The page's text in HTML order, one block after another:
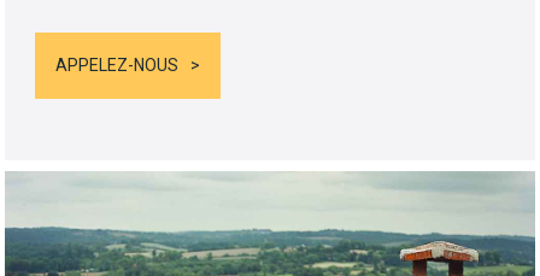
APPELEZ-NOUS